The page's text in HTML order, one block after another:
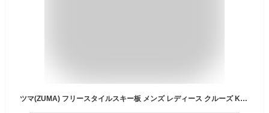
ツマ(ZUMA) フリースタイルスキー板 メンズ レディース クルーズ Kru:z 【25-26 2025-2026】